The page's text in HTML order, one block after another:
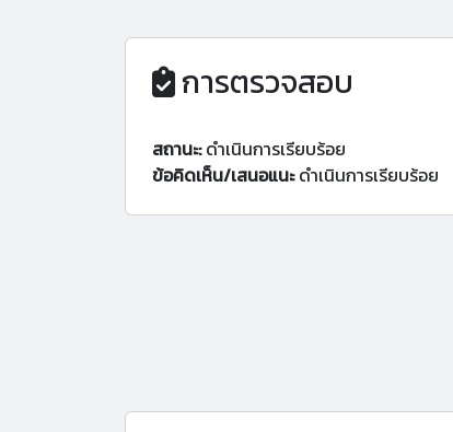
การตรวจสอบ
สถานะ:ดำเนินการเรียบร้อย
ข้อคิดเห็น/เสนอแนะดำเนินการเรียบร้อย